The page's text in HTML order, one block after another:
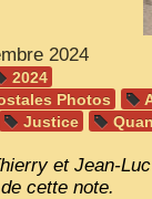
2024
2024
Photos
Justice
et Jean-
cette note.